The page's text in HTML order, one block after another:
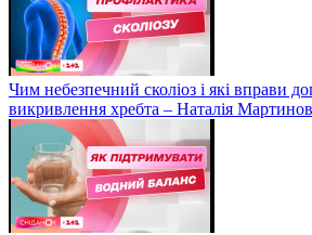
Чим небезпечний сколіоз і які вправи
викривлення хребта – Наталія